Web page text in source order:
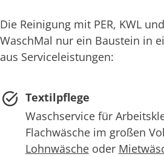
Die Reinigung mit PER, KWL
WaschMal nur ein Baustein in
aus Serviceleistungen:
Textilpflege
Waschservice für
Flachwäsche im großen
Lohnwäscheoder